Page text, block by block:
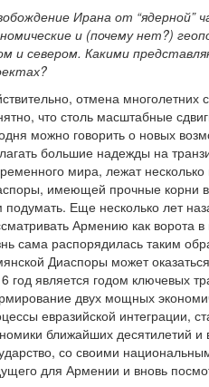
Ирана от “ядерной”
и (почему нет?)
и севером. Какими
отмена
что столь масштабные
можно говорить о новых
большие надежды на
мира, лежат
имеющей прочные корни в
подумать. Еще несколько лет
Армению как ворота
сама распорядилась таким
Диаспоры может
год является годом ключевых
двух мощных
евразийской интеграции,
ближайших десятилетий
со своими
для Армении и вновь